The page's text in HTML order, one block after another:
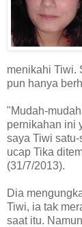
menikahi Tiwi.
pun hanya
"Mudah-
pernikahan ini
saya Tiwi
ucap Tika
(31/7/2013).
Dia
Tiwi, ia tak
saat itu.